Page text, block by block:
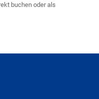
buchen oder als